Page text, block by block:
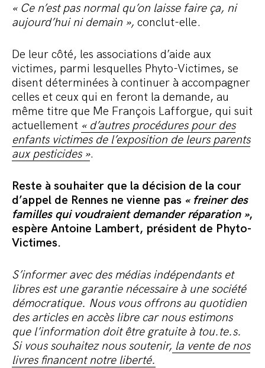
« Ce n’est pas normal qu’on laisse faire ça, ni
aujourd’hui ni demain », conclut-elle.
De leur côté, les associations d’aide aux
victimes, parmi lesquelles Phyto-Victimes, se
disent déterminées à continuer à accompagner
celles et ceux qui en feront la demande, au
même titre que Me François Lafforgue, qui suit
actuellement « d’autres procédures pour des
enfants victimes de l’exposition de leurs parents
aux pesticides ».
Reste à souhaiter que la décision de la cour
d’appel de Rennes ne vienne pas « freiner des
familles qui voudraient demander réparation »,
espère Antoine Lambert, président de Phyto-
Victimes.
S’informer avec des médias indépendants et
libres est une garantie nécessaire à une société
démocratique. Nous vous offrons au quotidien
des articles en accès libre car nous estimons
que l’information doit être gratuite à tou.te.s.
Si vous souhaitez nous soutenir, la vente de nos
livres financent notre liberté.